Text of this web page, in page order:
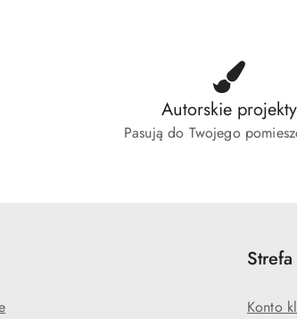
Autorskie projekty
Pasują do Twojego
Konto